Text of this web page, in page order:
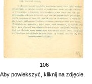
106
Aby powiekszyć, kliknij na zdjęcie.